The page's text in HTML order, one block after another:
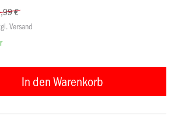
€
Versand
In den Warenkorb